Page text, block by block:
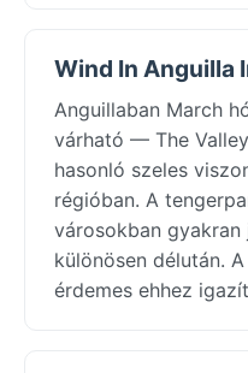
Wind In Anguilla
Anguillaban March
várható — The
hasonló szeles
régióban. A
városokban gyakran
különösen délután.
érdemes ehhez